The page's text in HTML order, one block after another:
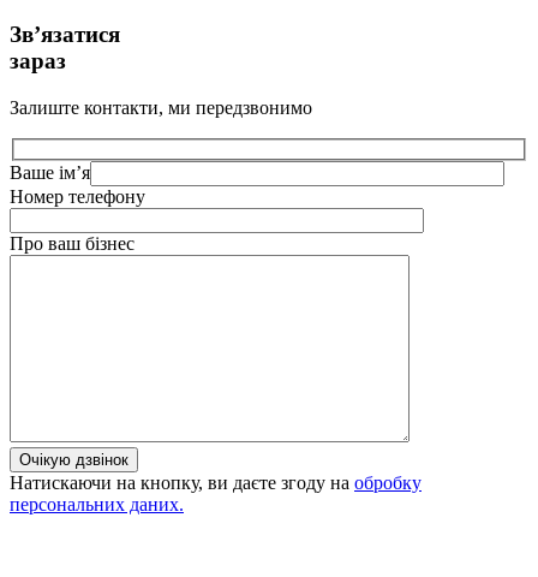
Звʼязатися
зараз
Залиште контакти, ми передзвонимо
Ваше ім’я
Номер телефону
Про ваш бізнес
Очікую дзвінок
Натискаючи на кнопку, ви даєте згоду на обробку
персональних даних.